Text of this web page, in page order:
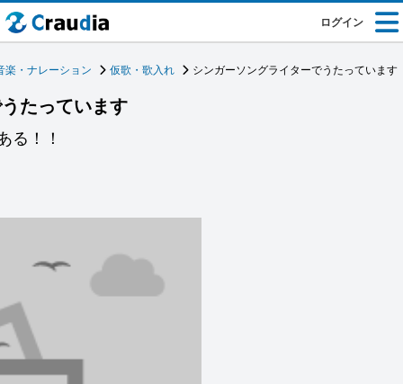
ログイン
楽・ナレーション 仮歌・歌入れ シンガーソングライターでうたっています
たっています
る！！